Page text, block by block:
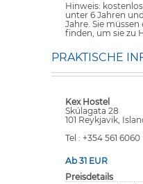
Hinweis:
unter 6 Jahren
Jahre. Sie
finden, um sie zu
PRAKTISCHE
Kex Hostel
Skúlagata 28
101 Reykjavik,
Tel : +354 561 6060
Ab 31 EUR
Preisdetails